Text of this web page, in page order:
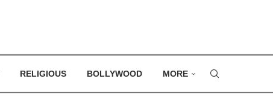
RELIGIOUS BOLLYWOOD MORE